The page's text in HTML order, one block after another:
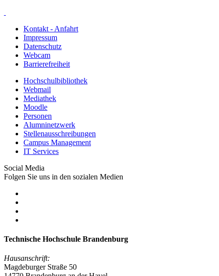
Kontakt - Anfahrt
Impressum
Datenschutz
Webcam
Barrierefreiheit
Hochschulbibliothek
Webmail
Mediathek
Moodle
Personen
Alumninetzwerk
Stellenausschreibungen
Campus Management
IT Services
Social Media
Folgen Sie uns in den sozialen Medien
Technische Hochschule Brandenburg
Hausanschrift:
Magdeburger Straße 50